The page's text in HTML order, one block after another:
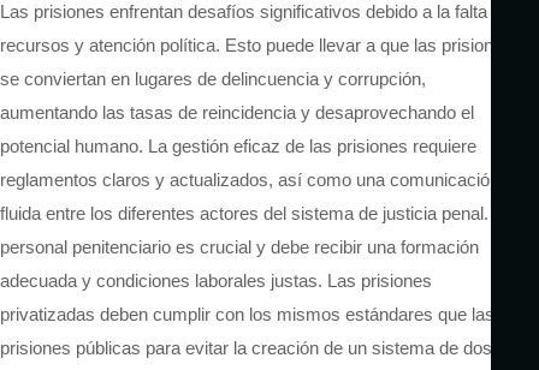
Las prisiones enfrentan desafíos significativos debido a la falta de
recursos y atención política. Esto puede llevar a que las prisiones
se conviertan en lugares de delincuencia y corrupción,
aumentando las tasas de reincidencia y desaprovechando el
potencial humano. La gestión eficaz de las prisiones requiere
reglamentos claros y actualizados, así como una comunicación
fluida entre los diferentes actores del sistema de justicia penal. El
personal penitenciario es crucial y debe recibir una formación
adecuada y condiciones laborales justas. Las prisiones
privatizadas deben cumplir con los mismos estándares que las
prisiones públicas para evitar la creación de un sistema de dos